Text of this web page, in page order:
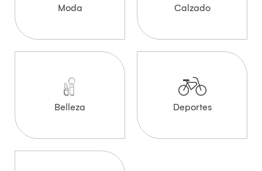
Moda Calzado
Belleza Deportes